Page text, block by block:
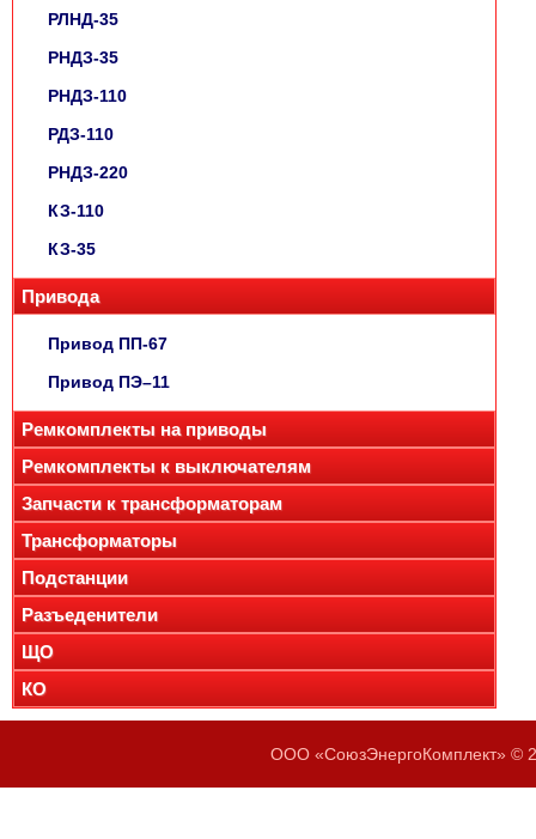
РЛНД-35
РНДЗ-35
РНДЗ-110
РДЗ-110
РНДЗ-220
КЗ-110
КЗ-35
Привода
Привод ПП-67
Привод ПЭ–11
Ремкомплекты на приводы
Ремкомплекты к выключателям
Запчасти к трансформаторам
Трансформаторы
Подстанции
Разъеденители
ЩО
КО
ООО «СоюзЭнергоКомплект» ©